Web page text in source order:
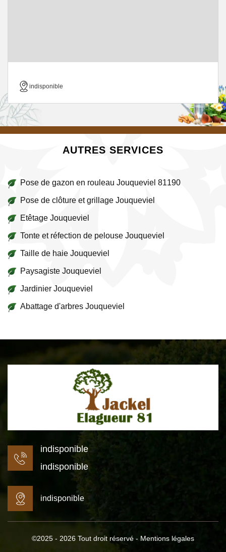
indisponible
AUTRES SERVICES
Pose de gazon en rouleau Jouqueviel 81190
Pose de clôture et grillage Jouqueviel
Etêtage Jouqueviel
Tonte et réfection de pelouse Jouqueviel
Taille de haie Jouqueviel
Paysagiste Jouqueviel
Jardinier Jouqueviel
Abattage d'arbres Jouqueviel
indisponible
indisponible
indisponible
©2025 - 2026 Tout droit réservé - Mentions légales